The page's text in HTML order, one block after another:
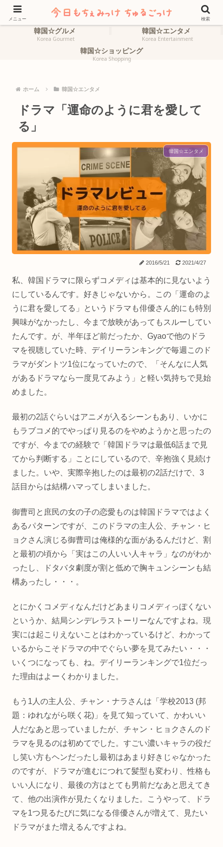
ホーム
HOME
韓国☆旅行
韓国☆グルメ
Korea Gourmet
韓国☆エンタメ
Korea Entertainment
韓国☆ショッピング
Korea Shopping
ホーム 韓国☆エンタメ
ドラマ「運命のように君を愛して
る」
韓国☆エンタメ
2016/5/21 2021/4/27
私、韓国ドラマに限らずコメディは基本的に見ないよう
にしているんです。好きじゃないから。この「運命のよ
うに君を愛してる」というドラマも俳優さん的にも特別
興味がなかったし、今まで放映があってもスルーしてい
たんです。が、半年ほど前だったか、Gyaoで他のドラ
マを視聴していた時、デイリーランキングで毎週このド
ラマがダントツ1位になっていたので、「そんなに人気
があるドラマなら一度見てみよう」と軽い気持ちで見始
めました。
最初の2話ぐらいはアニメが入るシーンもあり、いかに
もラブコメ的でやっぱり見るのをやめようかと思ったの
ですが、今までの経験で「韓国ドラマは最低6話まで見
てから判断する」ことにしているので、辛抱強く見続け
ました。いや、実際辛抱したのは最初の2話だけで、3
話目からは結構ハマってしまいました。
御曹司と庶民の女の子の恋愛ものは韓国ドラマではよく
あるパターンですが、このドラマの主人公、チャン・ヒ
ョクさん演じる御曹司は俺様的な面があるんだけど、割
と最初の頃から「実はこの人いい人キャラ」なのがわか
ったし、ドタバタ劇度が割と低めで胸キュンシーンも結
構あったし・・・。
とにかくコメディなんだけどあまりコメディっぽくない
というか、結局シンデレラストーリーなんですよね。現
実には起こりえないことはわかっているけど、わかって
いるからこそドラマの中でぐらい夢を見てみたい・・・
いくつになっても、ね。デイリーランキングで1位だっ
た理由はよーくわかりました。
もう1人の主人公、チャン・ナラさんは「学校2013 (邦
題：ゆれながら咲く花)」を見て知っていて、かわいい
人だなあと思っていましたが、チャン・ヒョクさんのド
ラマを見るのは初めてでした。すごい濃いキャラの役だ
し笑い方もヘンだったし最初はあまり好きじゃなかった
のですが、ドラマが進むにつれて髪型も変わり、性格も
いい人になり、最後の方はとても男前だなあと思えてき
て、他の出演作が見たくなりました。こうやって、ドラ
マを1つ見るたびに気になる俳優さんが増えて、見たい
ドラマがまた増えるんですよね。
メニュー 検索